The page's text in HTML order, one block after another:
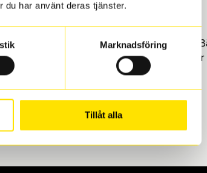
du har använt deras tjänster.
Marknadsföring
Tillåt alla
i Göteborg. Välj mellan Hisingen
däck ser vi till att de uppfyller alla krav